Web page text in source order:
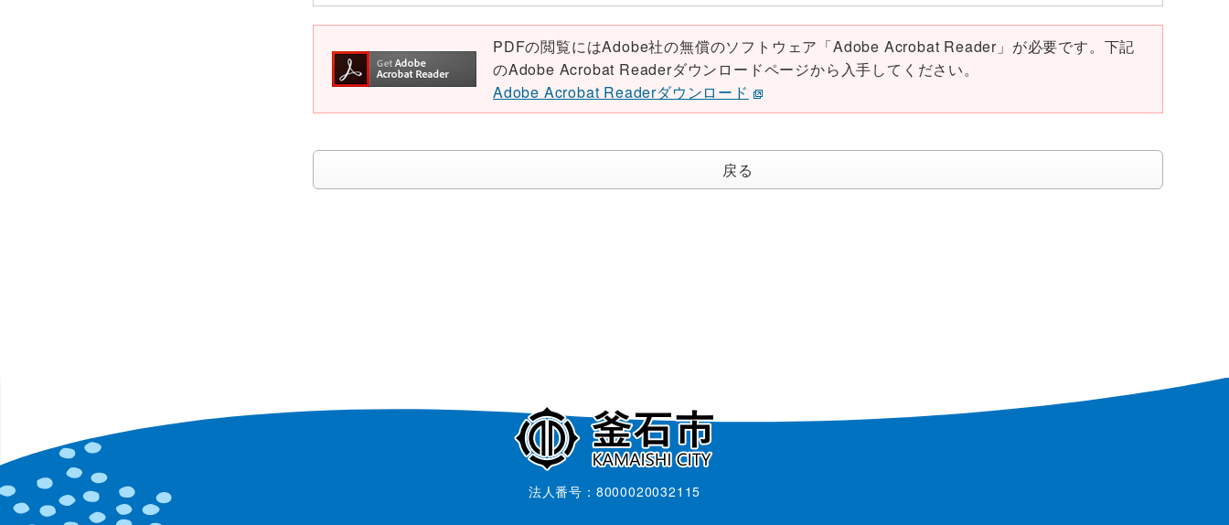
PDFの閲覧にはAdobe社の無償のソフトウェア「Adobe Acrobat Reader」が必要です。下記
のAdobe Acrobat Readerダウンロードページから入手してください。
Adobe Acrobat Readerダウンロード
戻る
法人番号：8000020032115